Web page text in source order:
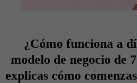
¿Cómo funciona a
modelo de negocio de
explicas cómo